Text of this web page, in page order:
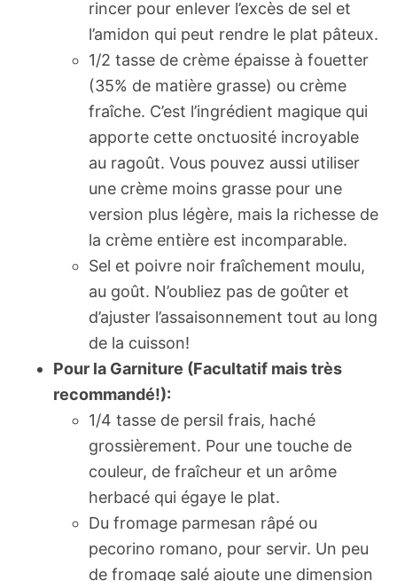
rincer pour enlever l’excès de sel et
l’amidon qui peut rendre le plat pâteux.
1/2 tasse de crème épaisse à fouetter
(35% de matière grasse) ou crème
fraîche. C’est l’ingrédient magique qui
apporte cette onctuosité incroyable
au ragoût. Vous pouvez aussi utiliser
une crème moins grasse pour une
version plus légère, mais la richesse de
la crème entière est incomparable.
Sel et poivre noir fraîchement moulu,
au goût. N’oubliez pas de goûter et
d’ajuster l’assaisonnement tout au long
de la cuisson!
Pour la Garniture (Facultatif mais très
recommandé!):
1/4 tasse de persil frais, haché
grossièrement. Pour une touche de
couleur, de fraîcheur et un arôme
herbacé qui égaye le plat.
Du fromage parmesan râpé ou
pecorino romano, pour servir. Un peu
de fromage salé ajoute une dimension